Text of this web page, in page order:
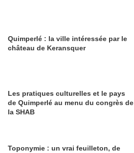
Quimperlé : la ville intéressée par le
château de Keransquer
Les pratiques culturelles et le pays
de Quimperlé au menu du congrès de
la SHAB
Toponymie : un vrai feuilleton, de